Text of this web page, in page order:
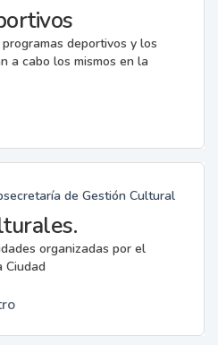
deportivos y los
a cabo los mismos en la
de Gestión Cultural
organizadas por el
Ciudad